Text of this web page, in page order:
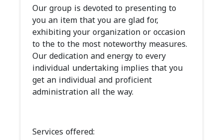
Our group is devoted to presenting to
you an item that you are glad for,
exhibiting your organization or occasion
to the to the most noteworthy measures.
Our dedication and energy to every
individual undertaking implies that you
get an individual and proficient
administration all the way.
Services offered: